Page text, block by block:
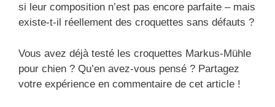
si leur composition n’est pas encore parfaite – mais
existe-t-il réellement des croquettes sans défauts ?
Vous avez déjà testé les croquettes Markus-Mühle
pour chien ? Qu’en avez-vous pensé ? Partagez
votre expérience en commentaire de cet article !